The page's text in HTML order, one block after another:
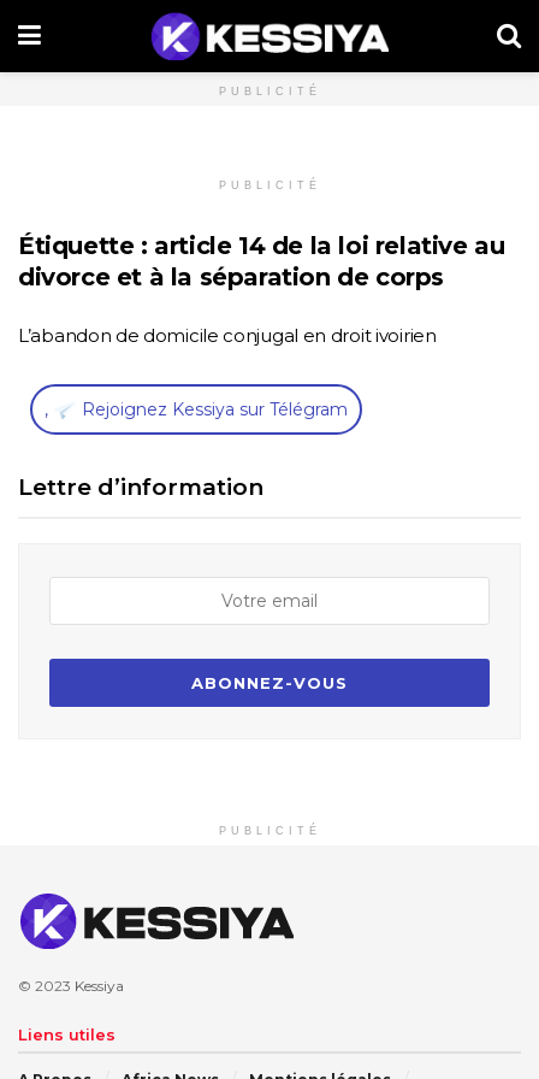
PUBLICITÉ
PUBLICITÉ
Étiquette : article 14 de la loi relative au
divorce et à la séparation de corps
L’abandon de domicile conjugal en droit ivoirien
, Rejoignez Kessiya sur Télégram
Lettre d’information
PUBLICITÉ
© 2023 Kessiya
Liens utiles